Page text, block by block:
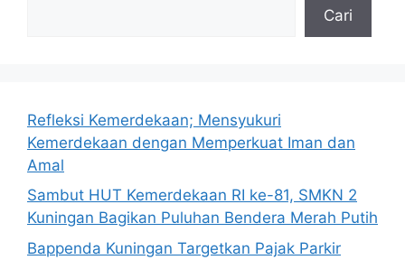
Cari
Refleksi Kemerdekaan; Mensyukuri
Kemerdekaan dengan Memperkuat Iman dan
Amal
Sambut HUT Kemerdekaan RI ke-81, SMKN 2
Kuningan Bagikan Puluhan Bendera Merah Putih
Bappenda Kuningan Targetkan Pajak Parkir